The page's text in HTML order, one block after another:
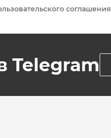
соглашения
Telegram